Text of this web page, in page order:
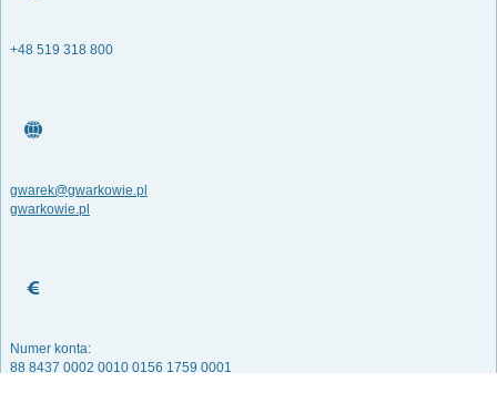
+48 519 318 800
gwarek@gwarkowie.pl
gwarkowie.pl
Numer konta:
88 8437 0002 0010 0156 1759 0001